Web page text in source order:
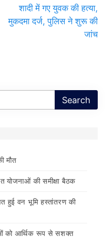
शादी में गए युवक की हत्या,
मुकदमा दर्ज, पुलिस ने शुरू की
जांच
मौत
योजनाओं की समीक्षा बैठक
हुई वन भूमि हस्तांतरण की
को आर्थिक रूप से सशक्त